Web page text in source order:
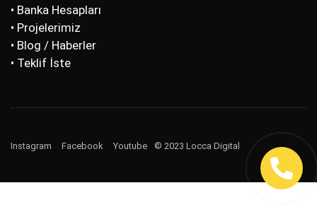
• Banka Hesapları
• Projelerimiz
• Blog / Haberler
• Teklif İste
© 2023 Locca Digital
Instagram Facebook Youtube